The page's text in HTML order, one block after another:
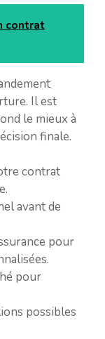
contrat
Il est
le mieux à
finale.
contrat
avant de
pour
pour
possibles